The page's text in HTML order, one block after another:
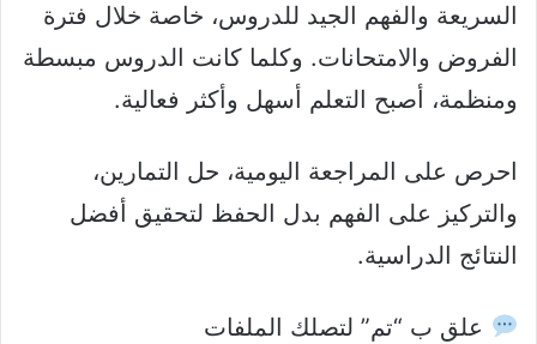
السريعة والفهم الجيد للدروس، خاصة خلال فترة
الفروض والامتحانات. وكلما كانت الدروس مبسطة
ومنظمة، أصبح التعلم أسهل وأكثر فعالية.
احرص على المراجعة اليومية، حل التمارين،
والتركيز على الفهم بدل الحفظ لتحقيق أفضل
النتائج الدراسية.
علق ب “تم” لتصلك الملفات